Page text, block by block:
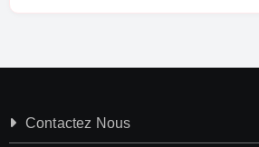
Contactez Nous